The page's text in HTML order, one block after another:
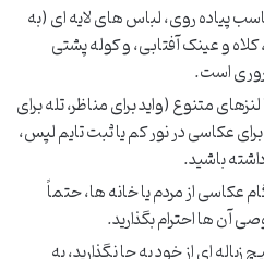
پیاده روی، لباس های لایه ای (به
و عینک آفتابی، و کوله پشتی
است.
متنوع (واید برای مناظر، تله برای
عکاسی در نور کم یا ثبت تایم لپس،
باشید.
عکاسی از مردم یا خانه ها، حتماً
آن ها احترام بگذارید.